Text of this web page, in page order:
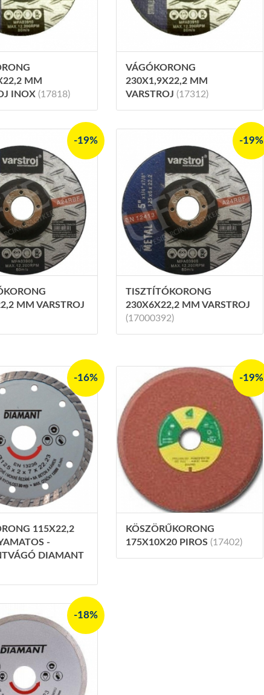
MM
INOX (17818)
VÁGÓKORONG
230X1,9X22,2 MM
VARSTROJ (17312)
-19%
MM VARSTROJ
-19%
TISZTÍTÓKORONG
230X6X22,2 MM VARSTROJ
(17000392)
-16%
115X22,2
-
DIAMANT
-19%
KÖSZÖRŰKORONG
175X10X20 PIROS (17402)
-18%